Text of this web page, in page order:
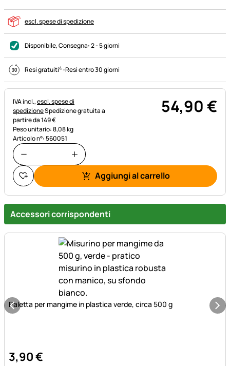
escl. spese di spedizione
Disponibile, Consegna:2 - 5 giorni
Resi gratuiti4-Resi entro 30 giorni
Informazioni fiscali:
IVA incl.,escl. spese di
spedizioneSpedizione gratuita a
partire da 149 €
Peso unitario: 8,08 kg
Articolo n°: 560051
54,90€
Aggiungi al carrello
Accessori corrispondenti
Paletta per mangime in plastica verde, circa 500 g
3,90€